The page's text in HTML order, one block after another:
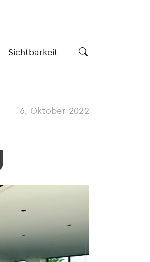
Sichtbarkeit
6. Oktober 2022